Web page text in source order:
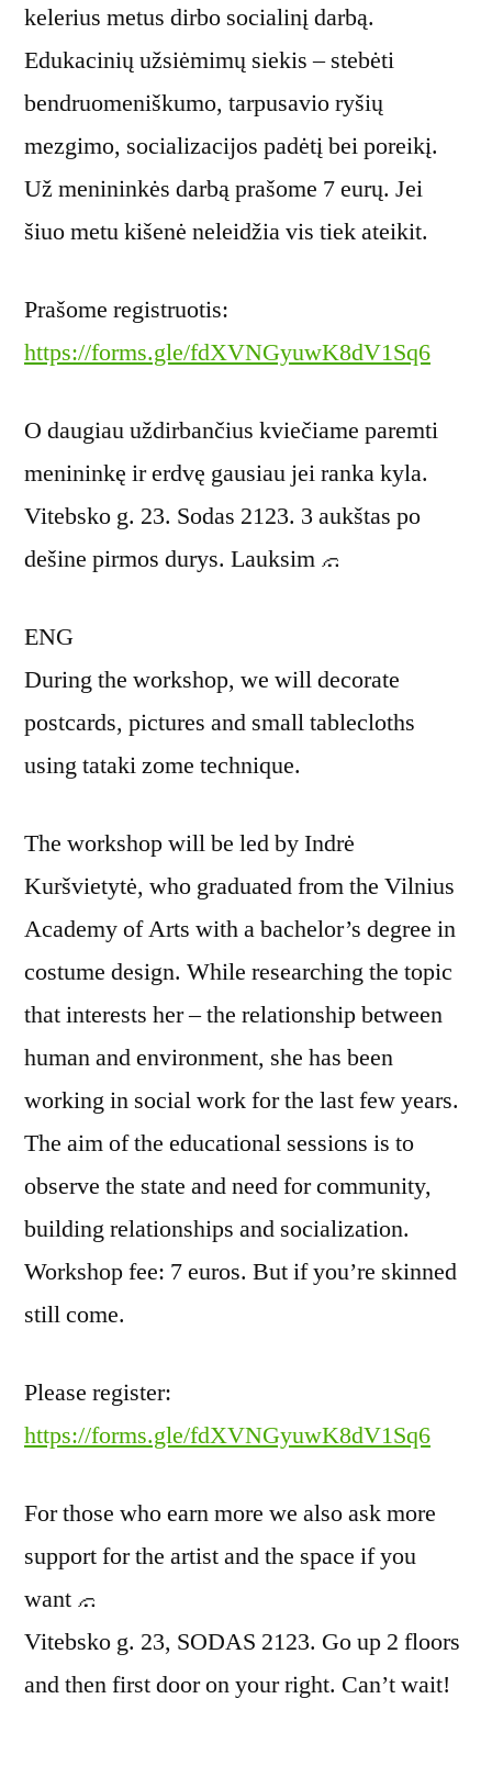
kelerius metus dirbo socialinį darbą.
Edukacinių užsiėmimų siekis – stebėti
bendruomeniškumo, tarpusavio ryšių
mezgimo, socializacijos padėtį bei poreikį.
Už menininkės darbą prašome 7 eurų. Jei
šiuo metu kišenė neleidžia vis tiek ateikit.
Prašome registruotis:
https://forms.gle/fdXVNGyuwK8dV1Sq6
O daugiau uždirbančius kviečiame paremti
menininkę ir erdvę gausiau jei ranka kyla.
Vitebsko g. 23. Sodas 2123. 3 aukštas po
dešine pirmos durys. Lauksim
ENG
During the workshop, we will decorate
postcards, pictures and small tablecloths
using tataki zome technique.
The workshop will be led by Indrė
Kuršvietytė, who graduated from the Vilnius
Academy of Arts with a bachelor’s degree in
costume design. While researching the topic
that interests her – the relationship between
human and environment, she has been
working in social work for the last few years.
The aim of the educational sessions is to
observe the state and need for community,
building relationships and socialization.
Workshop fee: 7 euros. But if you’re skinned
still come.
Please register:
https://forms.gle/fdXVNGyuwK8dV1Sq6
For those who earn more we also ask more
support for the artist and the space if you
want
Vitebsko g. 23, SODAS 2123. Go up 2 floors
and then first door on your right. Can’t wait!